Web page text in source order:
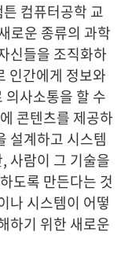
컴퓨터공학 교
로운 종류의 과학
신들을 조직화하
인간에게 정보와
의사소통을 할 수
콘텐츠를 제공하
설계하고 시스템
사람이 그 기술을
도록 만든다는 것
나 시스템이 어떻
하기 위한 새로운